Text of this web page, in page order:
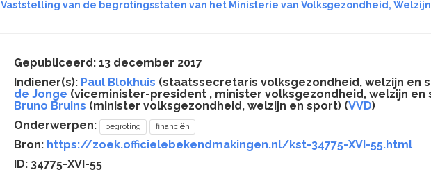
Vaststelling van de begrotingsstaten van het Ministerie van Volksgezondheid, Welzijn
Gepubliceerd: 13 december 2017
Indiener(s): Paul Blokhuis (staatssecretaris volksgezondheid, welzijn en
de Jonge (viceminister-president , minister volksgezondheid, welzijn en
Bruno Bruins (minister volksgezondheid, welzijn en sport) (VVD)
Onderwerpen:
begroting financiën
Bron: https://zoek.officielebekendmakingen.nl/kst-34775-XVI-55.html
ID: 34775-XVI-55